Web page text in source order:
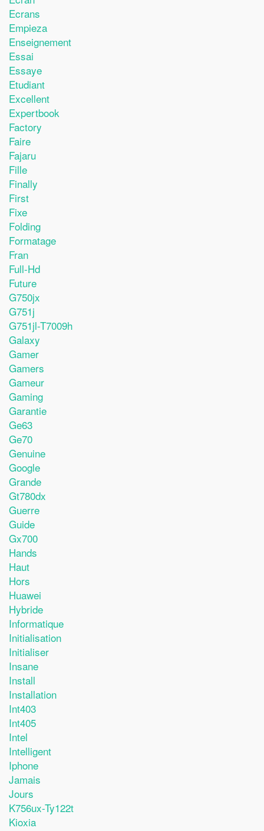
Ecrans
Empieza
Enseignement
Essai
Essaye
Etudiant
Excellent
Expertbook
Factory
Faire
Fajaru
Fille
Finally
First
Fixe
Folding
Formatage
Fran
Full-Hd
Future
G750jx
G751j
G751jl-T7009h
Galaxy
Gamer
Gamers
Gameur
Gaming
Garantie
Ge63
Ge70
Genuine
Google
Grande
Gt780dx
Guerre
Guide
Gx700
Hands
Haut
Hors
Huawei
Hybride
Informatique
Initialisation
Initialiser
Insane
Install
Installation
Int403
Int405
Intel
Intelligent
Iphone
Jamais
Jours
K756ux-Ty122t
Kioxia